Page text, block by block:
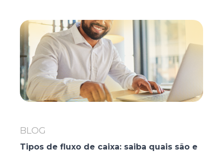
BLOG
Tipos de fluxo de caixa: saiba quais são e